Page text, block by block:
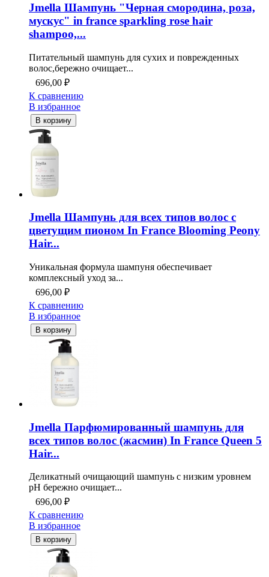
Jmella Шампунь "Черная смородина, роза,
мускус" in france sparkling rose hair
shampoo,...
Питательный шампунь для сухих и поврежденных
волос,бережно очищает...
696,00 ₽
К сравнению
В избранное
В корзину
Jmella Шампунь для всех типов волос с
цветущим пионом In France Blooming Peony
Hair...
Уникальная формула шампуня обеспечивает
комплексный уход за...
696,00 ₽
К сравнению
В избранное
В корзину
Jmella Парфюмированный шампунь для
всех типов волос (жасмин) In France Queen 5
Hair...
Деликатный очищающий шампунь с низким уровнем
pH бережно очищает...
696,00 ₽
К сравнению
В избранное
В корзину